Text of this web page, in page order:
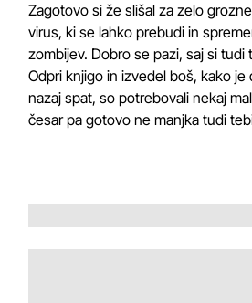
Zagotovo si že slišal za zelo
virus, ki se lahko prebudi in
zombijev. Dobro se pazi, saj si
Odpri knjigo in izvedel boš, kako
nazaj spat, so potrebovali nekaj
česar pa gotovo ne manjka tudi